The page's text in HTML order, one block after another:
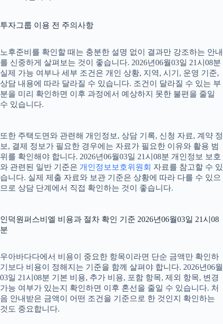
투자그룹 이용 전 주의사항
노후준비를 확인할 때는 충분한 설명 없이 결과만 강조하는 안내
를 신중하게 살펴보는 것이 좋습니다. 2026년06월03일 21시08분
실제 가능 여부나 세부 조건은 개인 상황, 지역, 시기, 운영 기준,
상담 내용에 따라 달라질 수 있습니다. 조건이 달라질 수 있는 부
분을 미리 확인하면 이후 과정에서 예상하지 못한 불편을 줄일
수 있습니다.
또한 주택도면와 관련해 개인정보, 상담 기록, 신청 자료, 계약 정
보, 결제 정보가 필요한 경우에는 자료가 필요한 이유와 활용 범
위를 확인해야 합니다. 2026년06월03일 21시08분 개인정보 보호
와 관련된 일반 기준은 개인정보보호위원회 자료를 참고할 수 있
습니다. 실제 제출 자료와 보관 기준은 상황에 따라 다를 수 있으
므로 상담 단계에서 직접 확인하는 것이 좋습니다.
인덕원퍼스비엘 비용과 절차 확인 기준 2026년06월03일 21시08
분
우아바다다에서 비용이 중요한 항목이라면 단순 금액만 확인하
기보다 비용이 정해지는 기준을 함께 살펴야 합니다. 2026년06월
03일 21시08분 기본 비용, 추가 비용, 포함 항목, 제외 항목, 변경
가능 여부가 있는지 확인하면 이후 혼선을 줄일 수 있습니다. 처
음 안내받은 금액이 어떤 조건을 기준으로 한 것인지 확인하는
것도 중요합니다.